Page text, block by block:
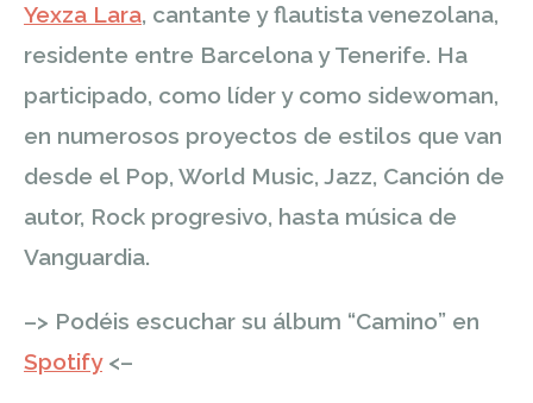
Yexza Lara, cantante y flautista venezolana,
residente entre Barcelona y Tenerife. Ha
participado, como líder y como sidewoman,
en numerosos proyectos de estilos que van
desde el Pop, World Music, Jazz, Canción de
autor, Rock progresivo, hasta música de
Vanguardia.
–> Podéis escuchar su álbum “Camino” en
Spotify<–